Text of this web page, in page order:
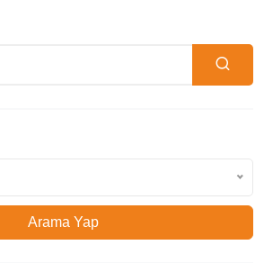
Arama Yap